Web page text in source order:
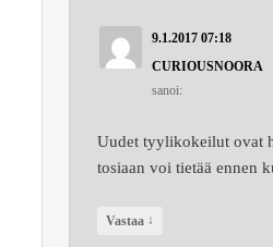
9.1.2017 07:18
CURIOUSNOORA
sanoi:
Uudet tyylikokeilut ovat
tosiaan voi tietää ennen
Vastaa ↓